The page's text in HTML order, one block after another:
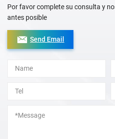
Por favor complete su consulta y
antes posible
Send Email
Alternative: